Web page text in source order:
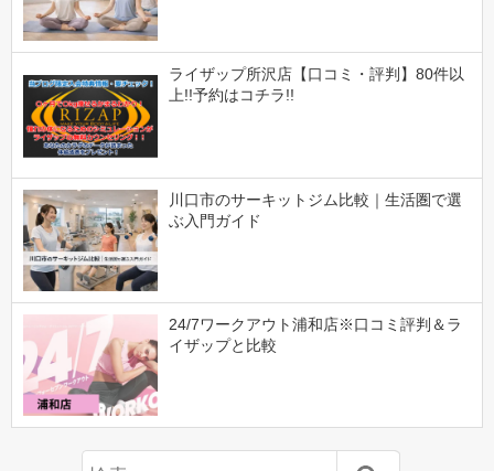
ライザップ所沢店【口コミ・評判】80件以
上!!予約はコチラ!!
川口市のサーキットジム比較｜生活圏で選
ぶ入門ガイド
24/7ワークアウト浦和店※口コミ評判＆ラ
イザップと比較